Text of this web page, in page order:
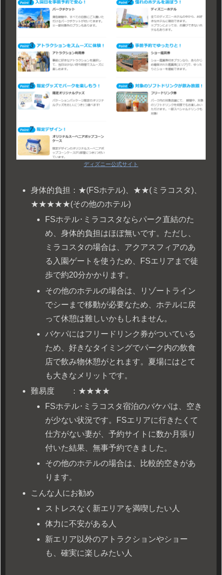
ディズニー公式サイト
身体的負担：★(FSホテル)、★★(ミラコスタ)、
★★★★★(その他のホテル)
FSホテル･ミラコスタならパーク直結のた
め、身体的負担はほぼ無いです。ただし、
ミラコスタの場合は、アクアスフィアのあ
る入園ゲートを使うため、FSエリアまで徒
歩で約20分かかります。
その他のホテルの場合は、リゾートライン
でシーまで移動が必要なため、ホテルに戻
って休憩は難しいかもしれません。
バケパにはフリードリンク券がついている
ため、好きなタイミングでパーク内の飲食
店で飲み物休憩がとれます。夏場にはとて
も大きなメリットです。
難易度 ：★★★★
FSホテル･ミラコスタ宿泊のバケパは、空き
が少ない状況です。FSエリアに行きたくて
仕方がない妻が、予約サイトに数か月張り
付いた結果、無事予約できました。
その他のホテルの場合は、比較的空きがあ
ります。
こんな人にお勧め
ストレスなく新エリアを満喫したい人
体力に不安がある人
新エリア以外のアトラクションやショー
も、確実に楽しみたい人